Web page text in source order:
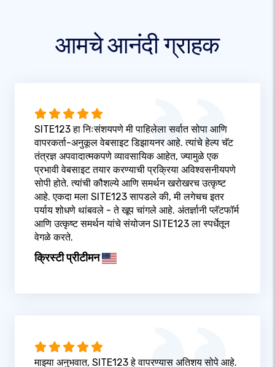
आमचे आनंदी ग्राहक
SITE123 हा निःसंशयपणे मी पाहिलेला सर्वात सोपा आणि
वापरकर्ता-अनुकूल वेबसाइट डिझायनर आहे. त्यांचे हेल्प चॅट
तंत्रज्ञ अपवादात्मकपणे व्यावसायिक आहेत, ज्यामुळे एक
प्रभावी वेबसाइट तयार करण्याची प्रक्रिया अविश्वसनीयपणे
सोपी होते. त्यांची कौशल्ये आणि समर्थन खरोखरच उत्कृष्ट
आहे. एकदा मला SITE123 सापडले की, मी लगेचच इतर
पर्याय शोधणे थांबवले - ते खूप चांगले आहे. अंतर्ज्ञानी प्लॅटफॉर्म
आणि उत्कृष्ट समर्थन यांचे संयोजन SITE123 ला स्पर्धेतून
वेगळे करते.
क्रिस्टी प्रीटीमन
माझ्या अनुभवात, SITE123 हे वापरण्यास अतिशय सोपे आहे.